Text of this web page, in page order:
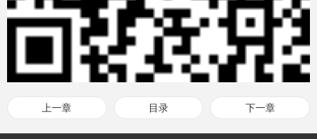
上一章 目录 下一章